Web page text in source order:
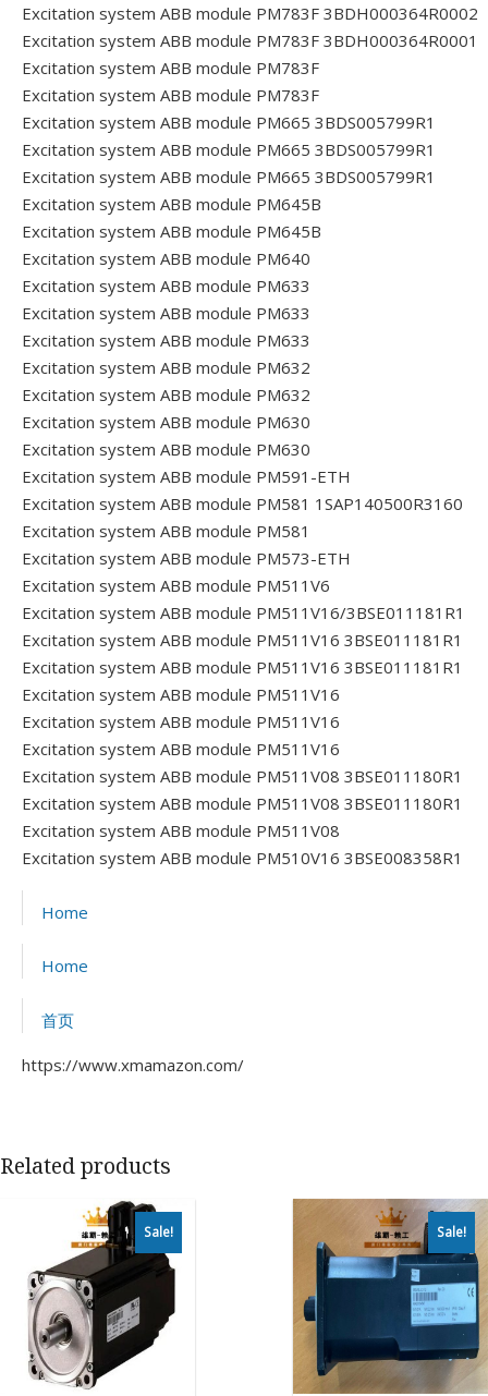
Excitation system ABB module PM783F 3BDH000364R0002
Excitation system ABB module PM783F 3BDH000364R0001
Excitation system ABB module PM783F
Excitation system ABB module PM783F
Excitation system ABB module PM665 3BDS005799R1
Excitation system ABB module PM665 3BDS005799R1
Excitation system ABB module PM665 3BDS005799R1
Excitation system ABB module PM645B
Excitation system ABB module PM645B
Excitation system ABB module PM640
Excitation system ABB module PM633
Excitation system ABB module PM633
Excitation system ABB module PM633
Excitation system ABB module PM632
Excitation system ABB module PM632
Excitation system ABB module PM630
Excitation system ABB module PM630
Excitation system ABB module PM591-ETH
Excitation system ABB module PM581 1SAP140500R3160
Excitation system ABB module PM581
Excitation system ABB module PM573-ETH
Excitation system ABB module PM511V6
Excitation system ABB module PM511V16/3BSE011181R1
Excitation system ABB module PM511V16 3BSE011181R1
Excitation system ABB module PM511V16 3BSE011181R1
Excitation system ABB module PM511V16
Excitation system ABB module PM511V16
Excitation system ABB module PM511V16
Excitation system ABB module PM511V08 3BSE011180R1
Excitation system ABB module PM511V08 3BSE011180R1
Excitation system ABB module PM511V08
Excitation system ABB module PM510V16 3BSE008358R1
Home
Home
首页
https://www.xmamazon.com/
Related products
Sale! Sale!